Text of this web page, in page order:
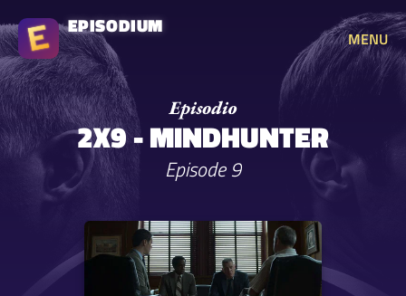
EPISODIUM
MENU
2X9 - MINDHUNTER
Episode 9